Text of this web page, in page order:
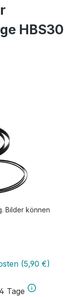
HBS30
Bilder können
(5,90 €)
Tage